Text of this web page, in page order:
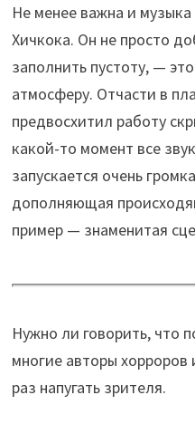
Не менее важна и
Хичкока. Он не просто
заполнить пустоту, —
атмосферу. Отчасти в
предвосхитил работу
какой-то момент все
запускается очень
дополняющая
пример — знаменитая
Нужно ли говорить, что
многие авторы
раз напугать зрителя.